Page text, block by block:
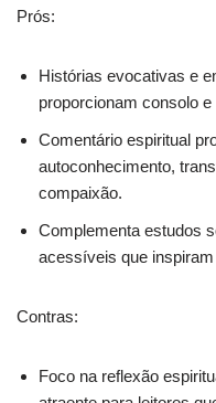
Prós:
Histórias evocativas e
proporcionam consolo e
Comentário espiritual
autoconhecimento,
compaixão.
Complementa estudos
acessíveis que
Contras:
Foco na reflexão